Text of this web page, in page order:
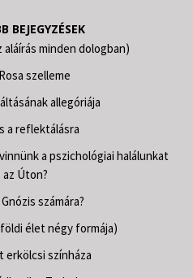
BEJEGYZÉSEK
aláírás minden dologban)
szelleme
allegóriája
a reflektálásra
a pszichológiai halálunkat
Úton?
számára?
élet négy formája)
erkölcsi színháza